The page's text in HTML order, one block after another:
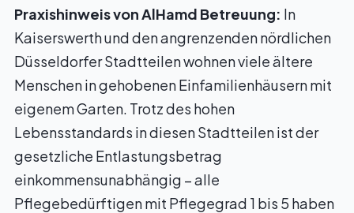
Praxishinweis von AlHamd Betreuung: In
Kaiserswerth und den angrenzenden nördlichen
Düsseldorfer Stadtteilen wohnen viele ältere
Menschen in gehobenen Einfamilienhäusern mit
eigenem Garten. Trotz des hohen
Lebensstandards in diesen Stadtteilen ist der
gesetzliche Entlastungsbetrag
einkommensunabhängig – alle
Pflegebedürftigen mit Pflegegrad 1 bis 5 haben